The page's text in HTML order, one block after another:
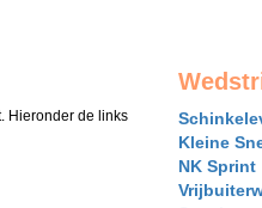
Hieronder de links
Kleine
NK Sprint